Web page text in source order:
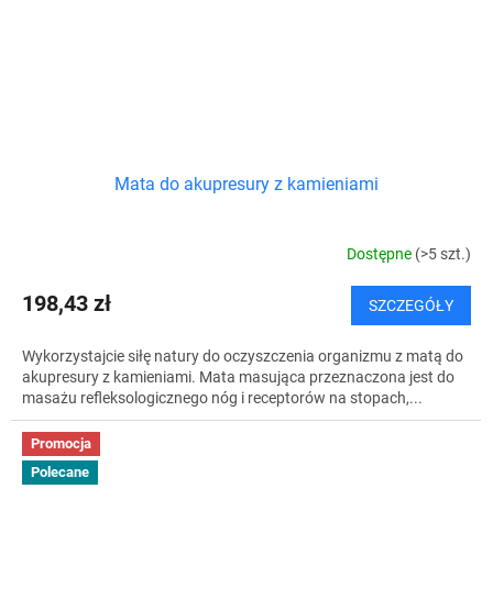
Mata do akupresury z kamieniami
Dostępne (>5 szt.)
198,43 zł SZCZEGÓŁY
Wykorzystajcie siłę natury do oczyszczenia organizmu z matą do
akupresury z kamieniami. Mata masująca przeznaczona jest do
masażu refleksologicznego nóg i receptorów na stopach,...
Promocja
Polecane